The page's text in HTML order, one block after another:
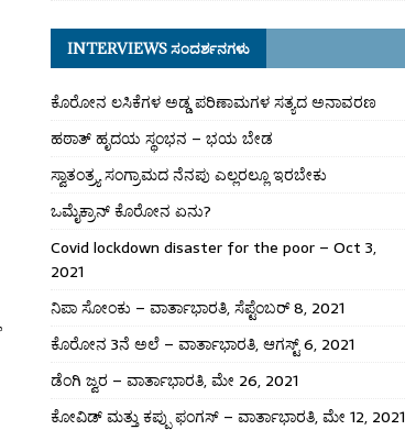
INTERVIEWS ಸಂದರ್ಶನಗಳು
ಕೊರೋನ ಲಸಿಕೆಗಳ ಅಡ್ಡ ಪರಿಣಾಮಗಳ ಸತ್ಯದ ಅನಾವರಣ
ಹಠಾತ್ ಹೃದಯ ಸ್ಥಂಭನ – ಭಯ ಬೇಡ
ಸ್ವಾತಂತ್ರ್ಯ ಸಂಗ್ರಾಮದ ನೆನಪು ಎಲ್ಲರಲ್ಲೂ ಇರಬೇಕು
ಒಮೈಕ್ರಾನ್ ಕೊರೋನ ಏನು?
Covid lockdown disaster for the poor – Oct 3,
2021
ನಿಪಾ ಸೋಂಕು – ವಾರ್ತಾಭಾರತಿ, ಸೆಪ್ಟೆಂಬರ್ 8, 2021
ಕೊರೋನ 3ನೆ ಅಲೆ – ವಾರ್ತಾಭಾರತಿ, ಆಗಸ್ಟ್ 6, 2021
ಡೆಂಗಿ ಜ್ವರ – ವಾರ್ತಾಭಾರತಿ, ಮೇ 26, 2021
ಕೋವಿಡ್ ಮತ್ತು ಕಪ್ಪು ಫಂಗಸ್ – ವಾರ್ತಾಭಾರತಿ, ಮೇ 12, 2021